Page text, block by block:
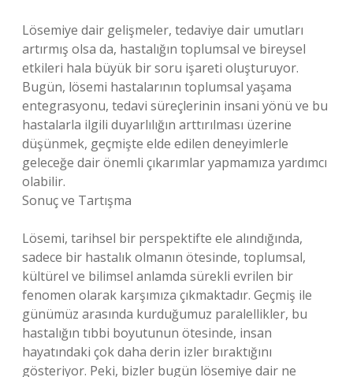
Lösemiye dair gelişmeler, tedaviye dair umutları
artırmış olsa da, hastalığın toplumsal ve bireysel
etkileri hala büyük bir soru işareti oluşturuyor.
Bugün, lösemi hastalarının toplumsal yaşama
entegrasyonu, tedavi süreçlerinin insani yönü ve bu
hastalarla ilgili duyarlılığın arttırılması üzerine
düşünmek, geçmişte elde edilen deneyimlerle
geleceğe dair önemli çıkarımlar yapmamıza yardımcı
olabilir.
Sonuç ve Tartışma
Lösemi, tarihsel bir perspektifte ele alındığında,
sadece bir hastalık olmanın ötesinde, toplumsal,
kültürel ve bilimsel anlamda sürekli evrilen bir
fenomen olarak karşımıza çıkmaktadır. Geçmiş ile
günümüz arasında kurduğumuz paralellikler, bu
hastalığın tıbbi boyutunun ötesinde, insan
hayatındaki çok daha derin izler bıraktığını
gösteriyor. Peki, bizler bugün lösemiye dair ne